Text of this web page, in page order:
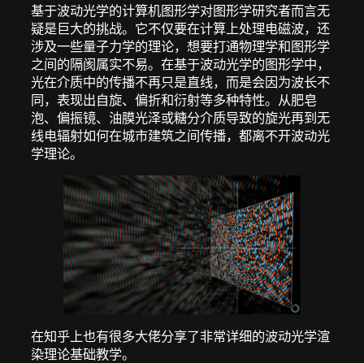
基于波动光学的计算机图形学对图形学研究者而言无
疑是巨大的挑战。它不仅要在计算上处理电磁波，还
涉及一些量子力学的理论，想要打通物理学和图形学
之间的隔阂属实不易。在基于波动光学的图形学中，
光在介质中的传播不再只是直线，而是会因为波长不
同，表现出自旋、偏折和衍射等多种特性。从肥皂
泡、偏振镜、油膜光泽或糖分介质导致的旋光再到无
线电辐射如何在城市建筑之间传播，都离不开波动光
学理论。
在知乎上也有很多大佬分享了非常详细的波动光学渲
染理论基础教学。